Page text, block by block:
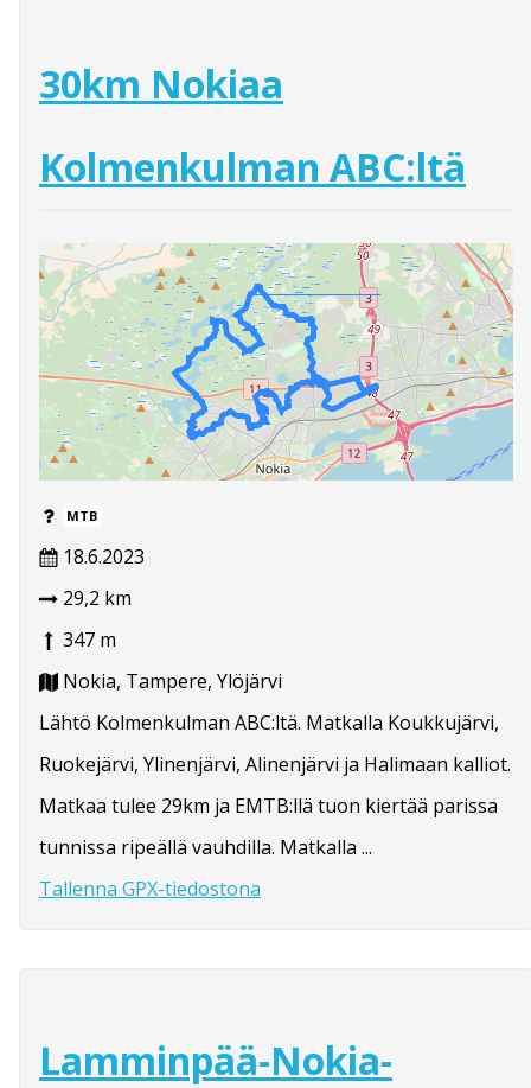
30km Nokiaa
Kolmenkulman ABC:ltä
MTB
18.6.2023
29,2 km
347 m
Nokia, Tampere, Ylöjärvi
Lähtö Kolmenkulman ABC:ltä. Matkalla Koukkujärvi,
Ruokejärvi, Ylinenjärvi, Alinenjärvi ja Halimaan kalliot.
Matkaa tulee 29km ja EMTB:llä tuon kiertää parissa
tunnissa ripeällä vauhdilla. Matkalla ...
Tallenna GPX-tiedostona
Lamminpää-Nokia-